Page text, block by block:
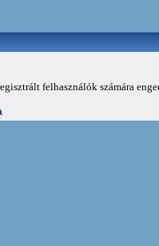
felhasználók számára